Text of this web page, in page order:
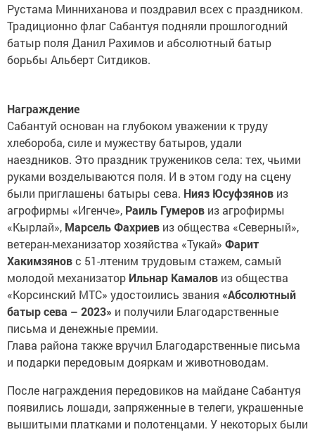
Рустама Минниханова и поздравил всех с праздником.
Традиционно флаг Сабантуя подняли прошлогодний
батыр поля Данил Рахимов и абсолютный батыр
борьбы Альберт Ситдиков.
Награждение
Сабантуй основан на глубоком уважении к труду
хлебороба, силе и мужеству батыров, удали
наездников. Это праздник тружеников села: тех, чьими
руками возделываются поля. И в этом году на сцену
были приглашены батыры сева. Нияз Юсуфзянов из
агрофирмы «Игенче», Раиль Гумеров из агрофирмы
«Кырлай», Марсель Фахриев из общества «Северный»,
ветеран-механизатор хозяйства «Тукай» Фарит
Хакимзяновс 51-лтеним трудовым стажем, самый
молодой механизатор Ильнар Камалов из общества
«Корсинский МТС» удостоились звания «Абсолютный
батыр сева – 2023» и получили Благодарственные
письма и денежные премии.
Глава района также вручил Благодарственные письма
и подарки передовым дояркам и животноводам.
После награждения передовиков на майдане Сабантуя
появились лошади, запряженные в телеги, украшенные
вышитыми платками и полотенцами. У некоторых были